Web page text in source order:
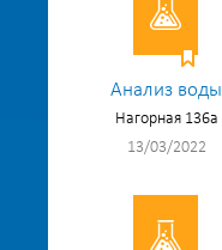
Анализ воды
Нагорная 136а
13/03/2022